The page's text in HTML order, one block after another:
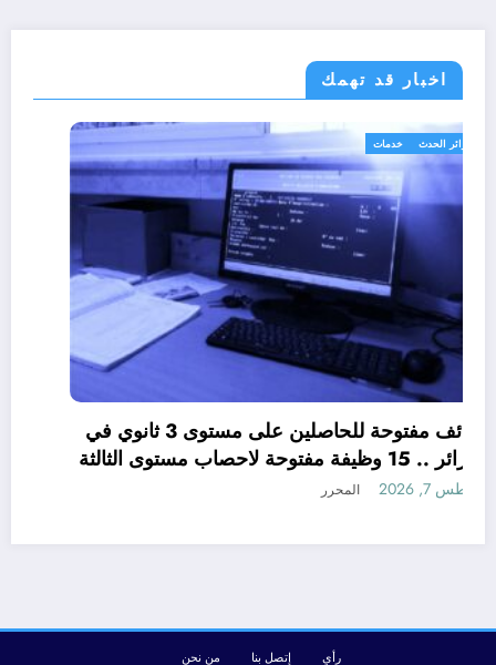
اخبار قد تهمك
الجزائر الحدث
وظائف مفتوحة للحاصلين على مستوى 3 ثانوي في
الجزائر .. 15 وظيفة مفتوحة لاحصاب مستوى الثالثة
ثانوي في الجزائر
أغسطس 7, 2026
رأي إتصل بنا من نحن